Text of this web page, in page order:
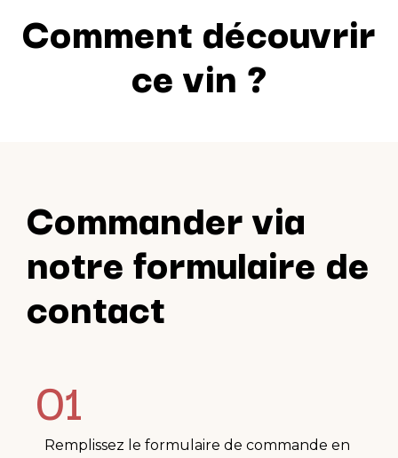
Comment découvrir
ce vin ?
Commander via
notre formulaire de
contact
01
Remplissez le formulaire de commande en